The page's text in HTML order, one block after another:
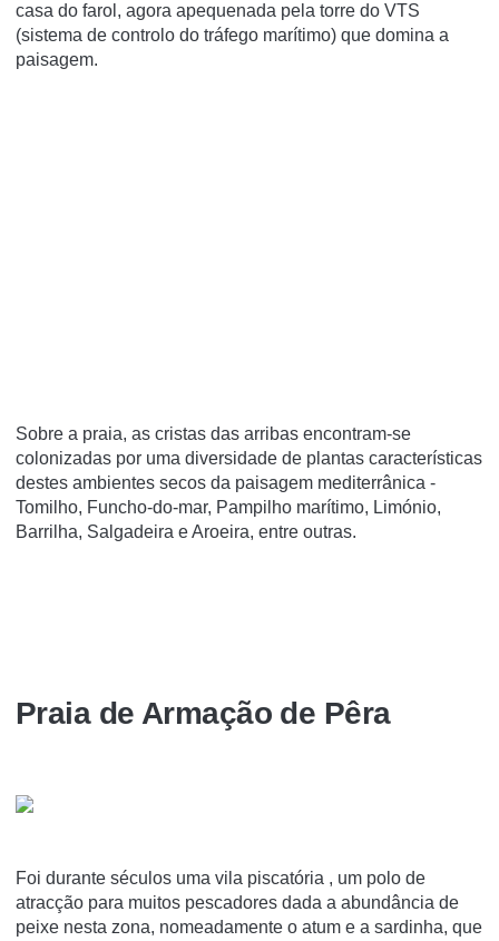
casa do farol, agora apequenada pela torre do VTS
(sistema de controlo do tráfego marítimo) que domina a
paisagem.
Sobre a praia, as cristas das arribas encontram-se
colonizadas por uma diversidade de plantas características
destes ambientes secos da paisagem mediterrânica -
Tomilho, Funcho-do-mar, Pampilho marítimo, Limónio,
Barrilha, Salgadeira e Aroeira, entre outras.
Praia de Armação de Pêra
Foi durante séculos uma vila piscatória , um polo de
atracção para muitos pescadores dada a abundância de
peixe nesta zona, nomeadamente o atum e a sardinha, que